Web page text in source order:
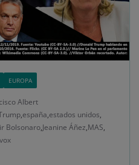
EUROPA
Albert
,españa,estados unidos,
Bolsonaro,Jeanine Áñez,MAS,
vox